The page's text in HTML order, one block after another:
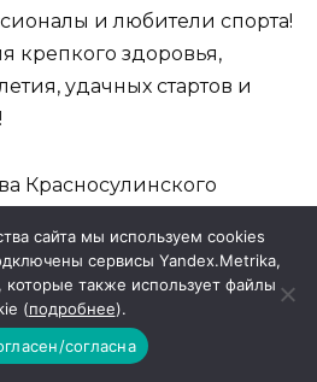
и любители спорта!
крепкого здоровья,
удачных стартов и
Красносулинского
Собрания
сайта мы используем cookies
сервисы Yandex.Metrika,
также использует файлы
(подробнее).
согласна